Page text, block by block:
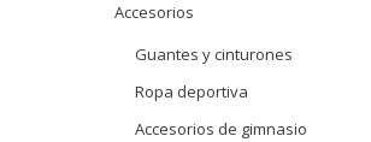
Accesorios
Guantes y cinturones
Ropa deportiva
Accesorios de gimnasio